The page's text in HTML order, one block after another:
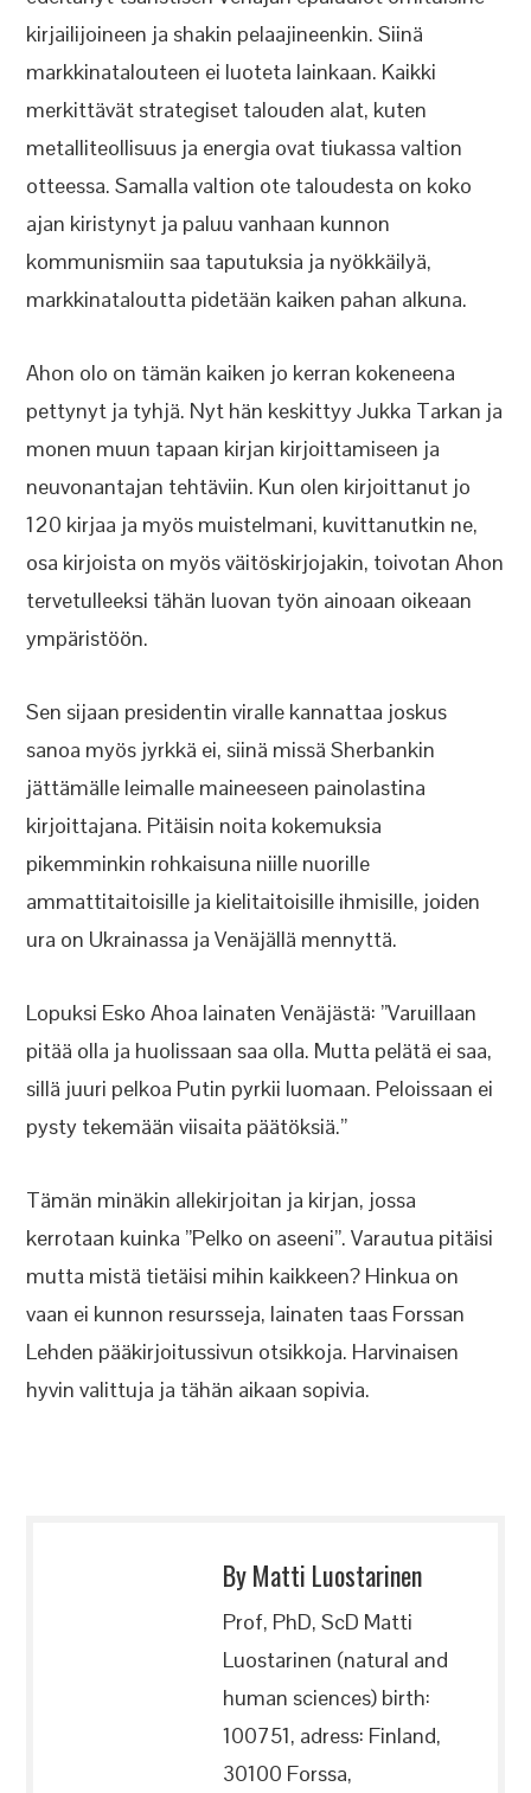
kirjailijoineen ja shakin pelaajineenkin. Siinä
markkinatalouteen ei luoteta lainkaan. Kaikki
merkittävät strategiset talouden alat, kuten
metalliteollisuus ja energia ovat tiukassa valtion
otteessa. Samalla valtion ote taloudesta on koko
ajan kiristynyt ja paluu vanhaan kunnon
kommunismiin saa taputuksia ja nyökkäilyä,
markkinataloutta pidetään kaiken pahan alkuna.
Ahon olo on tämän kaiken jo kerran kokeneena
pettynyt ja tyhjä. Nyt hän keskittyy Jukka Tarkan ja
monen muun tapaan kirjan kirjoittamiseen ja
neuvonantajan tehtäviin. Kun olen kirjoittanut jo
120 kirjaa ja myös muistelmani, kuvittanutkin ne,
osa kirjoista on myös väitöskirjojakin, toivotan Ahon
tervetulleeksi tähän luovan työn ainoaan oikeaan
ympäristöön.
Sen sijaan presidentin viralle kannattaa joskus
sanoa myös jyrkkä ei, siinä missä Sherbankin
jättämälle leimalle maineeseen painolastina
kirjoittajana. Pitäisin noita kokemuksia
pikemminkin rohkaisuna niille nuorille
ammattitaitoisille ja kielitaitoisille ihmisille, joiden
ura on Ukrainassa ja Venäjällä mennyttä.
Lopuksi Esko Ahoa lainaten Venäjästä: ”Varuillaan
pitää olla ja huolissaan saa olla. Mutta pelätä ei saa,
sillä juuri pelkoa Putin pyrkii luomaan. Peloissaan ei
pysty tekemään viisaita päätöksiä.”
Tämän minäkin allekirjoitan ja kirjan, jossa
kerrotaan kuinka ”Pelko on aseeni”. Varautua pitäisi
mutta mistä tietäisi mihin kaikkeen? Hinkua on
vaan ei kunnon resursseja, lainaten taas Forssan
Lehden pääkirjoitussivun otsikkoja. Harvinaisen
hyvin valittuja ja tähän aikaan sopivia.
By Matti Luostarinen
Prof, PhD, ScD Matti
Luostarinen (natural and
human sciences) birth:
100751, adress: Finland,
30100 Forssa,